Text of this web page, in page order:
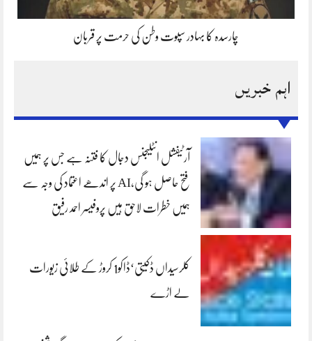
چارسدہ کا بہادر سپوت وطن کی حرمت پر قربان
اہم خبریں
آرٹیفشل انٹلیجنس دجال کا فتنہ ہے جس پر ہمیں
فتح حاصل ہو گی،AI پر اندھے اعتماد کی وجہ سے
ہمیں خطرات لاحق ہیں پروفیسر احمد رفیق
کلرسیداں ڈکیتی‘ڈاکو1 کروڑ کے طلائی زیورات
لے اڑے